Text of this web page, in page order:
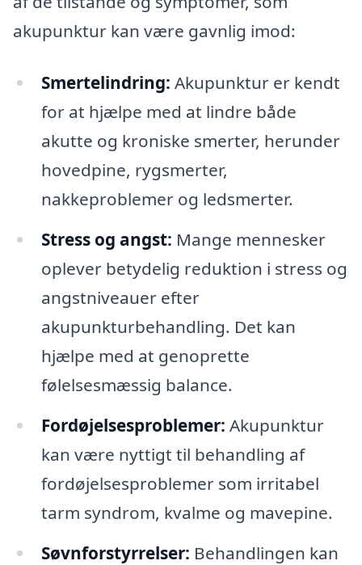
akupunktur kan være gavnlig imod:
Smertelindring: Akupunktur er kendt
for at hjælpe med at lindre både
akutte og kroniske smerter, herunder
hovedpine, rygsmerter,
nakkeproblemer og ledsmerter.
Stress og angst: Mange mennesker
oplever betydelig reduktion i stress og
angstniveauer efter
akupunkturbehandling. Det kan
hjælpe med at genoprette
følelsesmæssig balance.
Fordøjelsesproblemer: Akupunktur
kan være nyttigt til behandling af
fordøjelsesproblemer som irritabel
tarm syndrom, kvalme og mavepine.
Søvnforstyrrelser: Behandlingen kan